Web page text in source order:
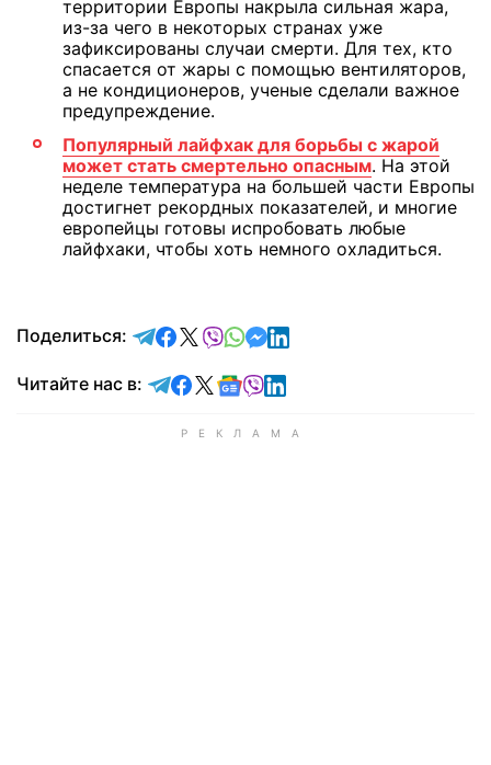
территории Европы накрыла сильная жара,
из-за чего в некоторых странах уже
зафиксированы случаи смерти. Для тех, кто
спасается от жары с помощью вентиляторов,
а не кондиционеров, ученые сделали важное
предупреждение.
Популярный лайфхак для борьбы с жарой
может стать смертельно опасным. На этой
неделе температура на большей части Европы
достигнет рекордных показателей, и многие
европейцы готовы испробовать любые
лайфхаки, чтобы хоть немного охладиться.
Поделиться: отправить в Telegram
поделиться в Facebook
поделиться в X
отправить в Viber
отправить в Whatsapp
отправить в Messenger
отправить в LinkedIn
Читайте нас в: Читайте в Telegram
Читайте в Facebook
Читайте в X
Читайте в Google news
Читайте в Viber
Читайте в LinkedIn